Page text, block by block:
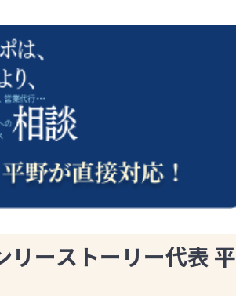
リーストーリー代表